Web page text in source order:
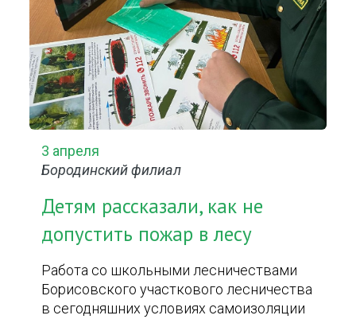
3 апреля
Бородинский филиал
Детям рассказали, как не
допустить пожар в лесу
Работа со школьными лесничествами
Борисовского участкового лесничества
в сегодняшних условиях самоизоляции